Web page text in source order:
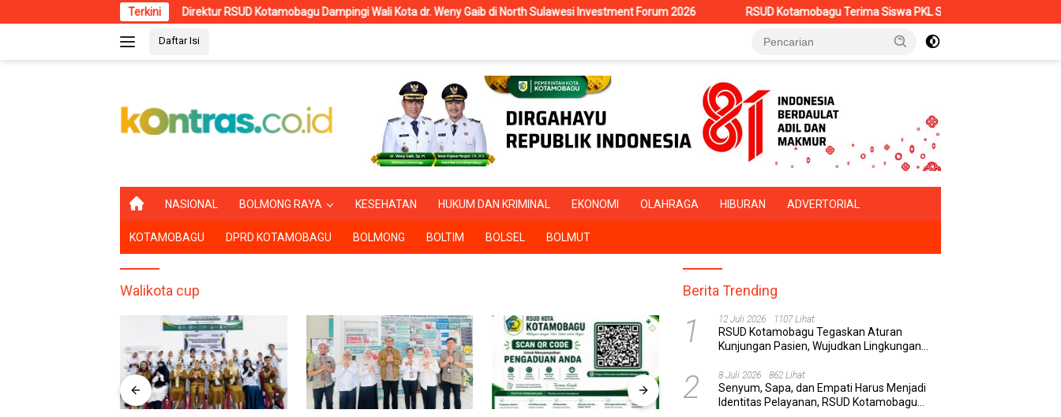
ke
Terkini
Direktur RSUD Kotamobagu Dampingi Wali Kota dr. Weny Gaib di North Sulawesi Investment Forum 2026 RSUD Kotamobagu Terima Siswa PKL SMK Muhammadiyah, Perkuat Sinergi
Daftar Isi
B
R
A
D
A
NASIONAL BOLMONG RAYA KESEHATAN HUKUM DAN KRIMINAL EKONOMI OLAHRAGA HIBURAN ADVERTORIAL
KOTAMOBAGU DPRD KOTAMOBAGU BOLMONG BOLTIM BOLSEL BOLMUT
Walikota cup Berita Trending
1 12 Juli 2026 1107 Lihat
RSUD Kotamobagu Tegaskan Aturan
Kunjungan Pasien, Wujudkan Lingkungan
Berkualitas
2 8 Juli 2026 862 Lihat
Senyum, Sapa, dan Empati Harus Menjadi
Identitas Pelayanan, RSUD Kotamobagu